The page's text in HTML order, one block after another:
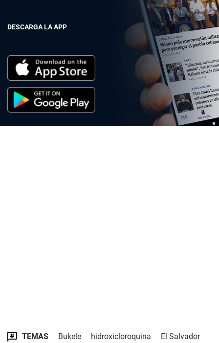
DESCARGA LA APP
TEMAS Bukele hidroxicloroquina El Salvador